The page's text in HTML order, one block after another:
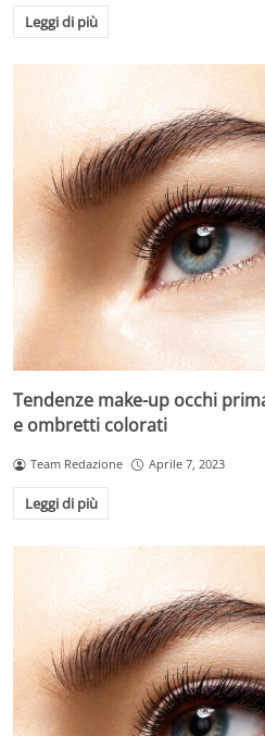
Leggi di più
Tendenze make-up occhi
e ombretti colorati
Team Redazione Aprile 7, 2023
Leggi di più